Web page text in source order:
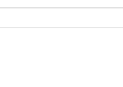
6月のボーカル・ゴスペルレ